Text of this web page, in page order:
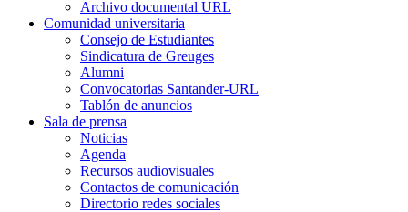
Archivo documental URL
Comunidad universitaria
Consejo de Estudiantes
Sindicatura de Greuges
Alumni
Convocatorias Santander-URL
Tablón de anuncios
Sala de prensa
Noticias
Agenda
Recursos audiovisuales
Contactos de comunicación
Directorio redes sociales